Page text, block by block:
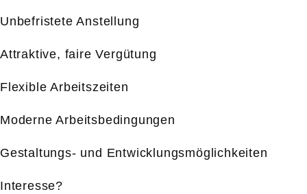
Unbefristete Anstellung
Attraktive, faire Vergütung
Flexible Arbeitszeiten
Moderne Arbeitsbedingungen
Gestaltungs- und Entwicklungsmöglichkeiten
Interesse?